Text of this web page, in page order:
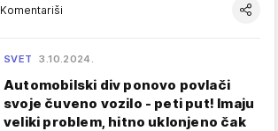
Komentariši
SVET 3.10.2024.
Automobilski div ponovo povlači
svoje čuveno vozilo - peti put! Imaju
veliki problem, hitno uklonjeno čak